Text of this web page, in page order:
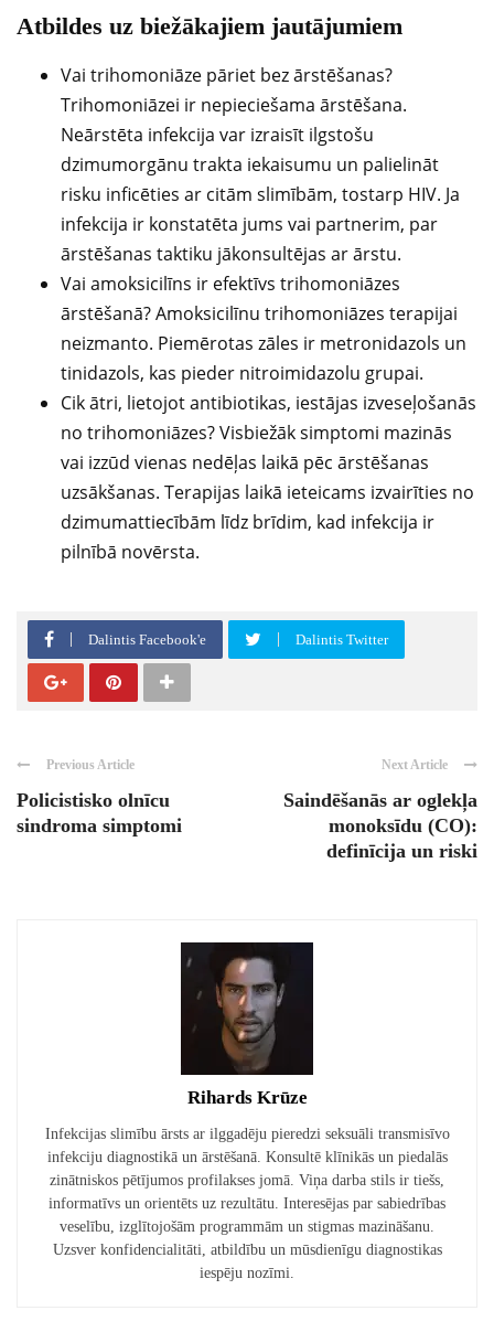
Atbildes uz biežākajiem jautājumiem
Vai trihomoniāze pāriet bez ārstēšanas?
Trihomoniāzei ir nepieciešama ārstēšana.
Neārstēta infekcija var izraisīt ilgstošu
dzimumorgānu trakta iekaisumu un palielināt
risku inficēties ar citām slimībām, tostarp HIV. Ja
infekcija ir konstatēta jums vai partnerim, par
ārstēšanas taktiku jākonsultējas ar ārstu.
Vai amoksicilīns ir efektīvs trihomoniāzes
ārstēšanā? Amoksicilīnu trihomoniāzes terapijai
neizmanto. Piemērotas zāles ir metronidazols un
tinidazols, kas pieder nitroimidazolu grupai.
Cik ātri, lietojot antibiotikas, iestājas izveseļošanās
no trihomoniāzes? Visbiežāk simptomi mazinās
vai izzūd vienas nedēļas laikā pēc ārstēšanas
uzsākšanas. Terapijas laikā ieteicams izvairīties no
dzimumattiecībām līdz brīdim, kad infekcija ir
pilnībā novērsta.
Dalintis Facebook'e Dalintis Twitter
Previous Article
Policistisko olnīcu
sindroma simptomi
Next Article
Saindēšanās ar oglekļa
monoksīdu (CO):
definīcija un riski
Rihards Krūze
Infekcijas slimību ārsts ar ilggadēju pieredzi seksuāli transmisīvo
infekciju diagnostikā un ārstēšanā. Konsultē klīnikās un piedalās
zinātniskos pētījumos profilakses jomā. Viņa darba stils ir tiešs,
informatīvs un orientēts uz rezultātu. Interesējas par sabiedrības
veselību, izglītojošām programmām un stigmas mazināšanu.
Uzsver konfidencialitāti, atbildību un mūsdienīgu diagnostikas
iespēju nozīmi.